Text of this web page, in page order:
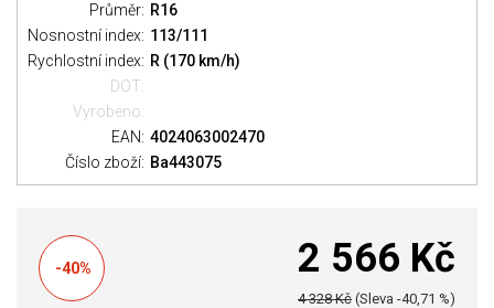
Průměr: R16
Nosnostní index: 113/111
Rychlostní index: R (170 km/h)
DOT:
Vyrobeno:
EAN: 4024063002470
Číslo zboží: Ba443075
-40% 2 566 Kč
4 328 Kč (Sleva -40,71 %)